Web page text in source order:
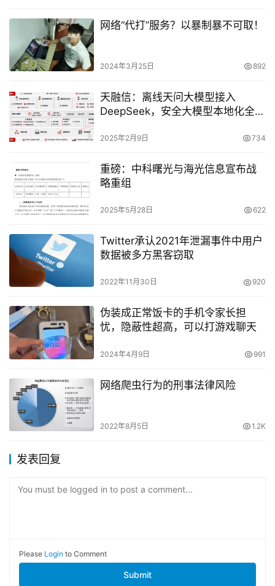
网络“代打”服务？以暴制暴不可取！
2024年3月25日 892
天融信：离线天问大模型接入
DeepSeek，安全大模型本地化全面
2025年2月9日 734
重磅：中科曙光与海光信息宣布战
略重组
2025年5月28日 622
Twitter承认2021年泄漏事件中用户
数据被多方黑客窃取
2022年11月30日 920
伪装成正常饭卡的手机令家长担
忧，隐蔽性超高，可以打游戏聊天
2024年4月9日 991
网络爬虫行为的刑事法律风险
2022年8月5日 1.2K
发表回复
You must be logged in to post a comment...
Please Login to Comment
Submit